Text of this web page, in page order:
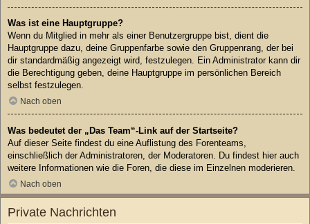
Was ist eine Hauptgruppe?
Wenn du Mitglied in mehr als einer Benutzergruppe bist, dient die
Hauptgruppe dazu, deine Gruppenfarbe sowie den Gruppenrang, der bei
dir standardmäßig angezeigt wird, festzulegen. Ein Administrator kann dir
die Berechtigung geben, deine Hauptgruppe im persönlichen Bereich
selbst festzulegen.
Nach oben
Was bedeutet der „Das Team“-Link auf der Startseite?
Auf dieser Seite findest du eine Auflistung des Forenteams,
einschließlich der Administratoren, der Moderatoren. Du findest hier auch
weitere Informationen wie die Foren, die diese im Einzelnen moderieren.
Nach oben
Private Nachrichten